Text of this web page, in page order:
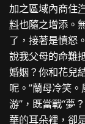
加之區域內商住
料也隨之增添。
了，接著是憤怒
說我父母的命難
婚姻？你和花兒
呢。”蘭母冷笑
游”，既當戰“夢？
華的耳朵裡，卻